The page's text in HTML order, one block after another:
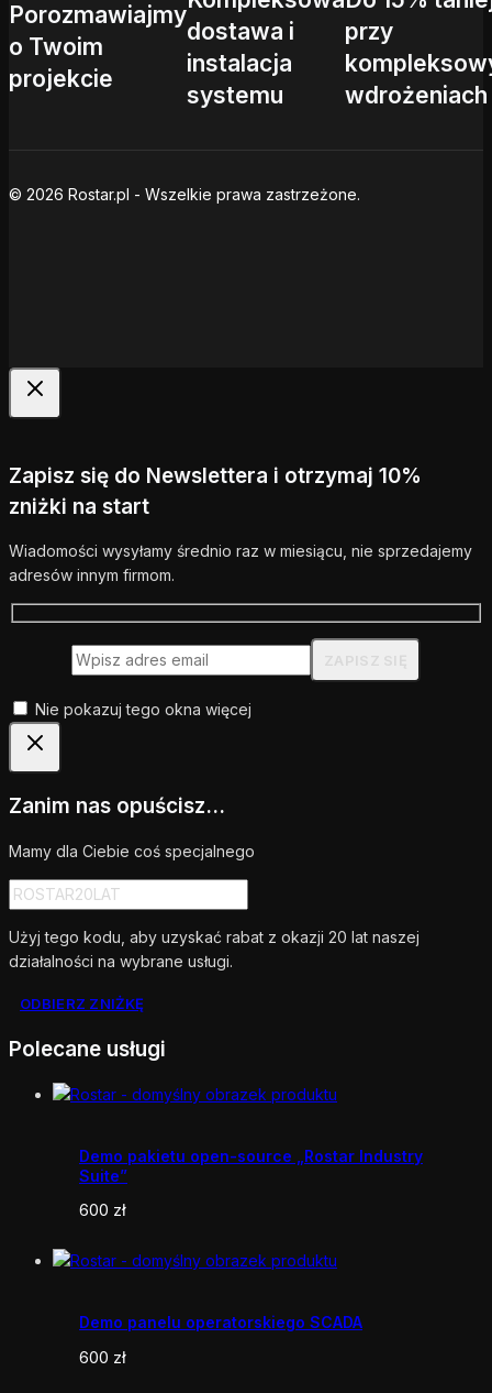
Porozmawiajmy
o Twoim
projekcie
dostawa i
instalacja
systemu
przy
wdrożeniach
© 2026 Rostar.pl - Wszelkie prawa zastrzeżone.
Zapisz się do Newslettera i otrzymaj 10%
zniżki na start
Wiadomości wysyłamy średnio raz w miesiącu, nie sprzedajemy
adresów innym firmom.
Nie pokazuj tego okna więcej
Zanim nas opuścisz...
Mamy dla Ciebie coś specjalnego
Użyj tego kodu, aby uzyskać rabat z okazji 20 lat naszej
działalności na wybrane usługi.
ODBIERZ ZNIŻKĘ
Polecane usługi
Demo pakietu open-source „Rostar Industry
Suite”
600 zł
Demo panelu operatorskiego SCADA
600 zł